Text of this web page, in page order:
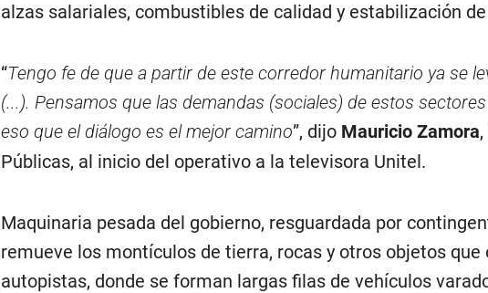
alzas salariales, combustibles de calidad y estabilización
“Tengo fe de que a partir de este corredor humanitario ya se
(...). Pensamos que las demandas (sociales) de estos
eso que el diálogo es el mejor camino”, dijo Mauricio Zamora
Públicas, al inicio del operativo a la televisora Unitel.
Maquinaria pesada del gobierno, resguardada por
remueve los montículos de tierra, rocas y otros objetos que
autopistas, donde se forman largas filas de vehículos